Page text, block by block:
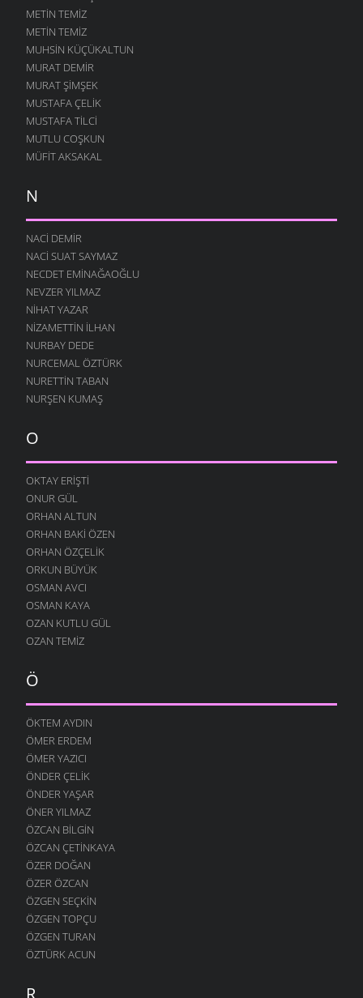
METIN TEMIZ
METIN TEMIZ
MUHSIN KÜÇÜKALTUN
MURAT DEMIR
MURAT ŞIMŞEK
MUSTAFA ÇELIK
MUSTAFA TILCI
MUTLU COŞKUN
MÜFIT AKSAKAL
N
NACI DEMIR
NACI SUAT SAYMAZ
NECDET EMINAĞAOĞLU
NEVZER YILMAZ
NIHAT YAZAR
NIZAMETTIN İLHAN
NURBAY DEDE
NURCEMAL ÖZTÜRK
NURETTIN TABAN
NURŞEN KUMAŞ
O
OKTAY ERIŞTI
ONUR GÜL
ORHAN ALTUN
ORHAN BAKI ÖZEN
ORHAN ÖZÇELIK
ORKUN BÜYÜK
OSMAN AVCI
OSMAN KAYA
OZAN KUTLU GÜL
OZAN TEMIZ
Ö
ÖKTEM AYDIN
ÖMER ERDEM
ÖMER YAZICI
ÖNDER ÇELIK
ÖNDER YAŞAR
ÖNER YILMAZ
ÖZCAN BILGIN
ÖZCAN ÇETINKAYA
ÖZER DOĞAN
ÖZER ÖZCAN
ÖZGEN SEÇKIN
ÖZGEN TOPÇU
ÖZGEN TURAN
ÖZTÜRK ACUN
R